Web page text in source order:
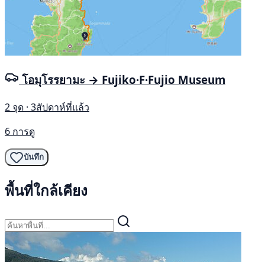
โอมุโรรยามะ → Fujiko·F·Fujio Museum
2 จุด · 3สัปดาห์ที่แล้ว
6 การดู
บันทึก
พื้นที่ใกล้เคียง